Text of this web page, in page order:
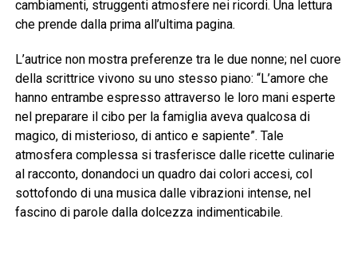
cambiamenti, struggenti atmosfere nei ricordi. Una lettura
che prende dalla prima all’ultima pagina.
L’autrice non mostra preferenze tra le due nonne; nel cuore
della scrittrice vivono su uno stesso piano: “L’amore che
hanno entrambe espresso attraverso le loro mani esperte
nel preparare il cibo per la famiglia aveva qualcosa di
magico, di misterioso, di antico e sapiente”. Tale
atmosfera complessa si trasferisce dalle ricette culinarie
al racconto, donandoci un quadro dai colori accesi, col
sottofondo di una musica dalle vibrazioni intense, nel
fascino di parole dalla dolcezza indimenticabile.